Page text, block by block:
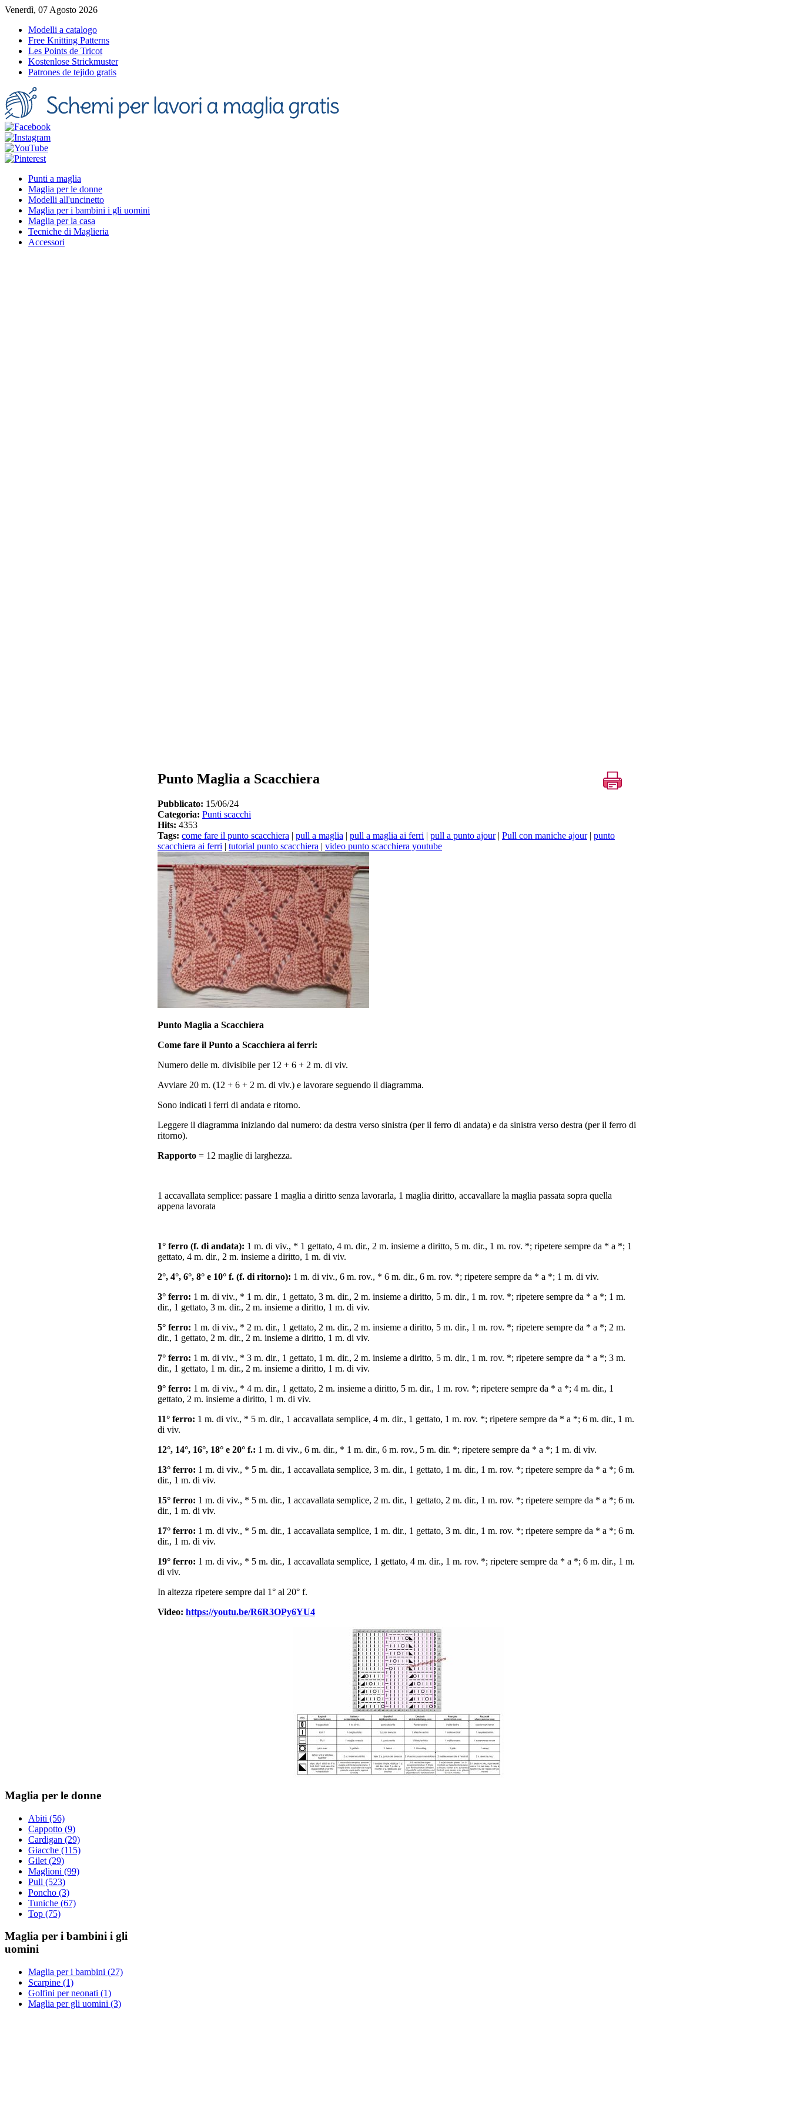
Venerdì, 07 Agosto 2026
Modelli a catalogo
Free Knitting Patterns
Les Points de Tricot
Kostenlose Strickmuster
Patrones de tejido gratis
Punti a maglia
Maglia per le donne
Modelli all'uncinetto
Maglia per i bambini i gli uomini
Maglia per la casa
Tecniche di Maglieria
Accessori
Punto Maglia a Scacchiera
Pubblicato: 15/06/24
Categoria: Punti scacchi
Hits: 4353
Tags: come fare il punto scacchiera | pull a maglia | pull a maglia ai ferri | pull a punto ajour| Pull con maniche ajour| punto
scacchiera ai ferri | tutorial punto scacchiera | video punto scacchiera youtube
Punto Maglia a Scacchiera
Come fare il Punto a Scacchiera ai ferri:
Numero delle m. divisibile per 12 + 6 + 2 m. di viv.
Avviare 20 m. (12 + 6 + 2 m. di viv.) e lavorare seguendo il diagramma.
Sono indicati i ferri di andata e ritorno.
Leggere il diagramma iniziando dal numero: da destra verso sinistra (per il ferro di andata) e da sinistra verso destra (per il ferro di
ritorno).
Rapporto = 12 maglie di larghezza.
1 accavallata semplice: passare 1 maglia a diritto senza lavorarla, 1 maglia diritto, accavallare la maglia passata sopra quella
appena lavorata
1° ferro (f. di andata): 1 m. di viv., * 1 gettato, 4 m. dir., 2 m. insieme a diritto, 5 m. dir., 1 m. rov. *; ripetere sempre da * a *; 1
gettato, 4 m. dir., 2 m. insieme a diritto, 1 m. di viv.
2°, 4°, 6°, 8° e 10° f. (f. di ritorno): 1 m. di viv., 6 m. rov., * 6 m. dir., 6 m. rov. *; ripetere sempre da * a *; 1 m. di viv.
3° ferro: 1 m. di viv., * 1 m. dir., 1 gettato, 3 m. dir., 2 m. insieme a diritto, 5 m. dir., 1 m. rov. *; ripetere sempre da * a *; 1 m.
dir., 1 gettato, 3 m. dir., 2 m. insieme a diritto, 1 m. di viv.
5° ferro: 1 m. di viv., * 2 m. dir., 1 gettato, 2 m. dir., 2 m. insieme a diritto, 5 m. dir., 1 m. rov. *; ripetere sempre da * a *; 2 m.
dir., 1 gettato, 2 m. dir., 2 m. insieme a diritto, 1 m. di viv.
7° ferro: 1 m. di viv., * 3 m. dir., 1 gettato, 1 m. dir., 2 m. insieme a diritto, 5 m. dir., 1 m. rov. *; ripetere sempre da * a *; 3 m.
dir., 1 gettato, 1 m. dir., 2 m. insieme a diritto, 1 m. di viv.
9° ferro: 1 m. di viv., * 4 m. dir., 1 gettato, 2 m. insieme a diritto, 5 m. dir., 1 m. rov. *; ripetere sempre da * a *; 4 m. dir., 1
gettato, 2 m. insieme a diritto, 1 m. di viv.
11° ferro: 1 m. di viv., * 5 m. dir., 1 accavallata semplice, 4 m. dir., 1 gettato, 1 m. rov. *; ripetere sempre da * a *; 6 m. dir., 1 m.
di viv.
12°, 14°, 16°, 18° e 20° f.: 1 m. di viv., 6 m. dir., * 1 m. dir., 6 m. rov., 5 m. dir. *; ripetere sempre da * a *; 1 m. di viv.
13° ferro: 1 m. di viv., * 5 m. dir., 1 accavallata semplice, 3 m. dir., 1 gettato, 1 m. dir., 1 m. rov. *; ripetere sempre da * a *; 6 m.
dir., 1 m. di viv.
15° ferro: 1 m. di viv., * 5 m. dir., 1 accavallata semplice, 2 m. dir., 1 gettato, 2 m. dir., 1 m. rov. *; ripetere sempre da * a *; 6 m.
dir., 1 m. di viv.
17° ferro: 1 m. di viv., * 5 m. dir., 1 accavallata semplice, 1 m. dir., 1 gettato, 3 m. dir., 1 m. rov. *; ripetere sempre da * a *; 6 m.
dir., 1 m. di viv.
19° ferro: 1 m. di viv., * 5 m. dir., 1 accavallata semplice, 1 gettato, 4 m. dir., 1 m. rov. *; ripetere sempre da * a *; 6 m. dir., 1 m.
di viv.
In altezza ripetere sempre dal 1° al 20° f.
Video: https://youtu.be/R6R3OPy6YU4
Maglia per le donne
Abiti (56)
Cappotto (9)
Cardigan (29)
Giacche (115)
Gilet (29)
Maglioni (99)
Pull (523)
Poncho (3)
Tuniche (67)
Top (75)
Maglia per i bambini i gli
uomini
Maglia per i bambini (27)
Scarpine (1)
Golfini per neonati (1)
Maglia per gli uomini (3)